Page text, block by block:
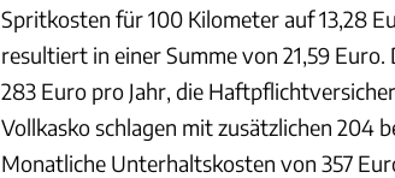
Spritkosten für 100 Kilometer auf 13,28
resultiert in einer Summe von 21,59
283 Euro pro Jahr, die
Vollkasko schlagen mit zusätzlichen 204
Monatliche Unterhaltskosten von 357